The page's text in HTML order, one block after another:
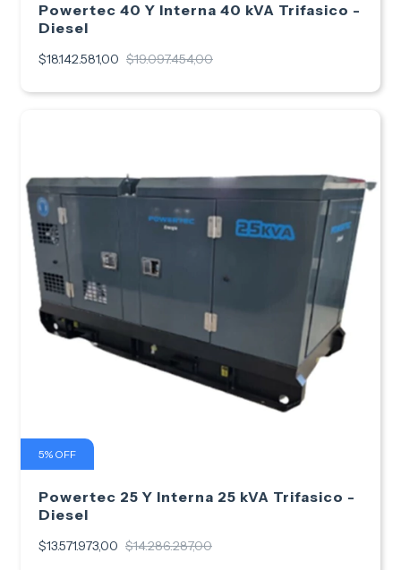
Powertec 40 Y Interna 40 kVA Trifasico -
Diesel
$18.142.581,00 $19.097.454,00
5% OFF
Powertec 25 Y Interna 25 kVA Trifasico -
Diesel
$13.571.973,00 $14.286.287,00